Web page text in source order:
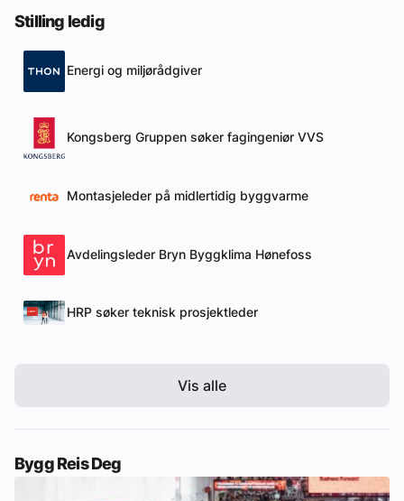
Stilling ledig
Energi og miljørådgiver
Kongsberg Gruppen søker fagingeniør VVS
Montasjeleder på midlertidig byggvarme
Avdelingsleder Bryn Byggklima Hønefoss
HRP søker teknisk prosjektleder
Vis alle
Bygg Reis Deg